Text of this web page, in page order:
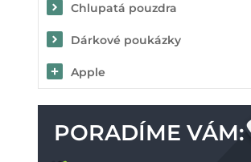
Chlupatá pouzdra
Dárkové poukázky
Apple
PORADÍME VÁM: